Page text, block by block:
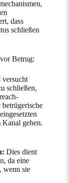
dass
schließen
Betrug:
versucht
schließen,
Kanal gehen.
Dies dient
da eine
wenn sie